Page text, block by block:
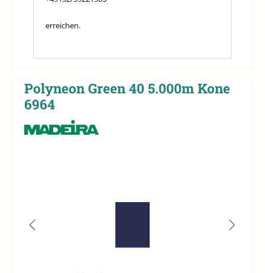
erreichen.
Polyneon Green 40 5.000m Kone
6964